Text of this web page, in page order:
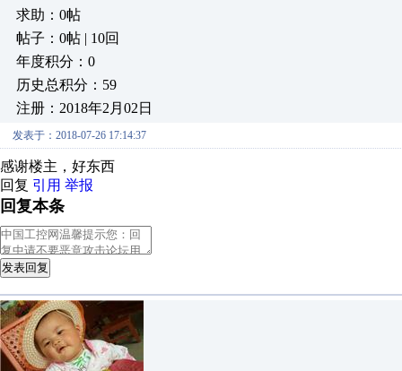
求助：0帖
帖子：0帖 | 10回
年度积分：0
历史总积分：59
注册：2018年2月02日
发表于：2018-07-26 17:14:37
感谢楼主，好东西
回复 引用 举报
回复本条
发表回复